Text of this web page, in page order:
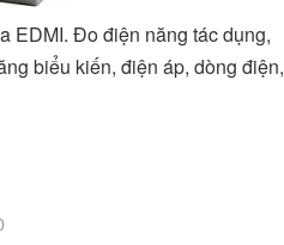
EDMI. Đo điện năng tác dụng,
biểu kiến, điện áp, dòng điện,